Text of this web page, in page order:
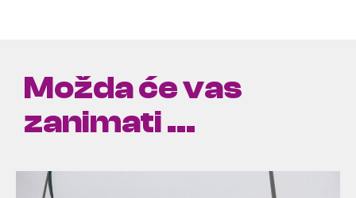
Možda će vas
zanimati ...